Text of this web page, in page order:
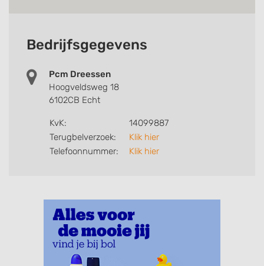
Bedrijfsgegevens
Pcm Dreessen
Hoogveldsweg 18
6102CB Echt
KvK:
14099887
Terugbelverzoek:
Klik hier
Telefoonnummer:
Klik hier